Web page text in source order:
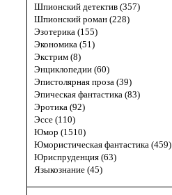
Шпионский детектив (357)
Шпионский роман (228)
Эзотерика (155)
Экономика (51)
Экстрим (8)
Энциклопедии (60)
Эпистолярная проза (39)
Эпическая фантастика (83)
Эротика (92)
Эссе (110)
Юмор (1510)
Юмористическая фантастика (459)
Юриспруденция (63)
Языкознание (45)